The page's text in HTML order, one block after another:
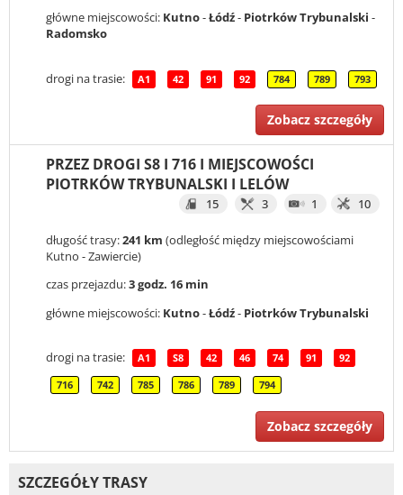
główne miejscowości: Kutno-Łódź- Piotrków Trybunalski -
Radomsko
drogi na trasie: A1 42 91 92 784 789 793
Zobacz szczegóły
PRZEZ DROGI S8 I 716 I MIEJSCOWOŚCI
PIOTRKÓW TRYBUNALSKI I LELÓW
15 3 1 10
długość trasy:241 km (odległość między miejscowościami
Kutno - Zawiercie)
czas przejazdu:3 godz. 16 min
główne miejscowości: Kutno-Łódź- Piotrków Trybunalski
drogi na trasie: A1 S8 42 46 74 91 92
716 742 785 786 789 794
Zobacz szczegóły
SZCZEGÓŁY TRASY